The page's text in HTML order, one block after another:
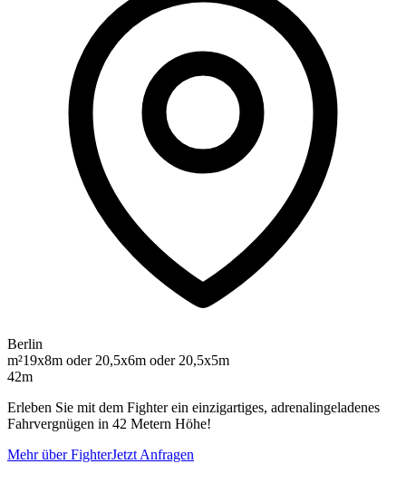
Berlin
m²19x8m oder 20,5x6m oder 20,5x5m
42m
Erleben Sie mit dem Fighter ein einzigartiges, adrenalingeladenes
Fahrvergnügen in 42 Metern Höhe!
Mehr über FighterJetzt Anfragen